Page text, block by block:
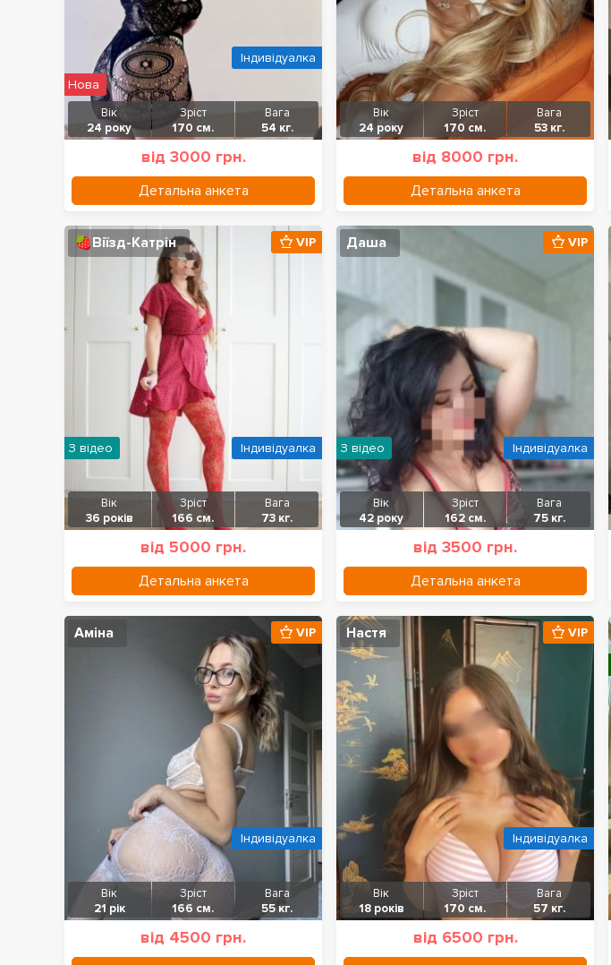
Вік
24 року
Зріст
170 см.
Вага
54 кг.
від 3000 грн.
Детальна анкета
Нова
Індивідуалка
Вік
24 року
Зріст
170 см.
Вага
53 кг.
від 8000 грн.
Детальна анкета
🍓Віїзд-Катрін
Вік
36 років
Зріст
166 см.
Вага
73 кг.
від 5000 грн.
Детальна анкета
VIP
З відео Індивідуалка
Даша
Вік
42 року
Зріст
162 см.
Вага
75 кг.
від 3500 грн.
Детальна анкета
VIP
З відео Індивідуалка
Аміна
Вік
21 рік
Зріст
166 см.
Вага
55 кг.
від 4500 грн.
VIP
Індивідуалка
Настя
Вік
18 років
Зріст
170 см.
Вага
57 кг.
від 6500 грн.
VIP
Індивідуалка